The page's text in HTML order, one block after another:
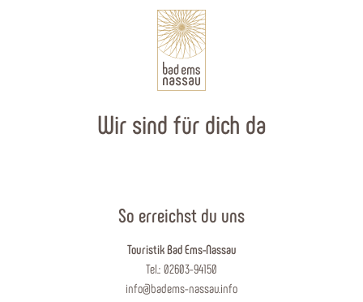
Wir sind für dich da
So erreichst du uns
Touristik Bad Ems-Nassau
Tel.: 02603-94150
info@badems-nassau.info